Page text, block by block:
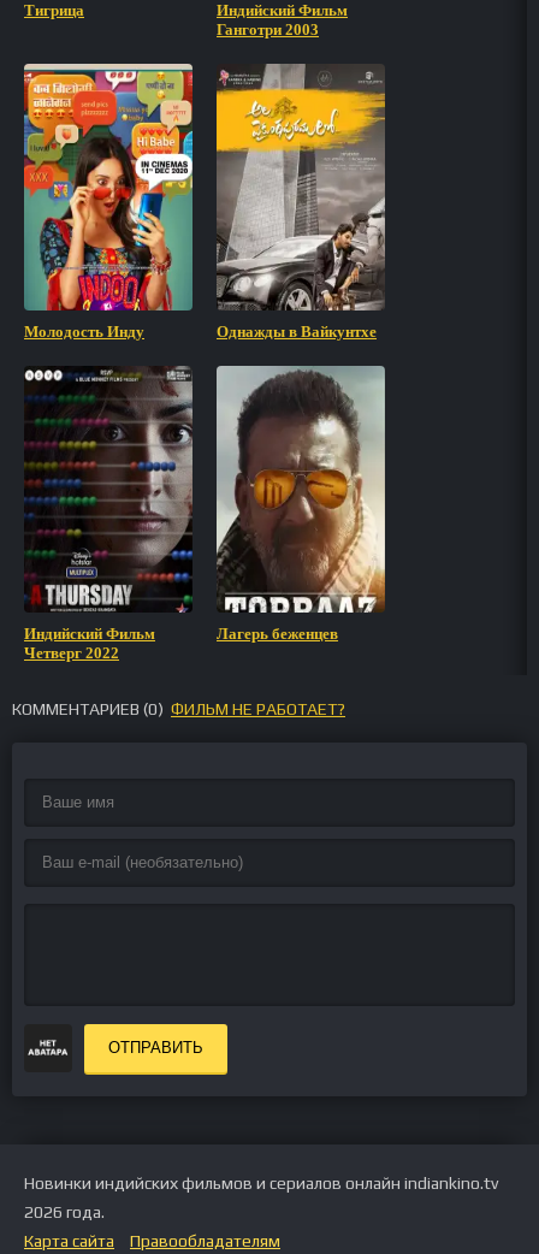
Тигрица
Индийский Фильм
Ганготри 2003
Молодость Инду Однажды в Вайкунтхе
Индийский Фильм
Четверг 2022
Лагерь беженцев
КОММЕНТАРИЕВ (0) ФИЛЬМ НЕ РАБОТАЕТ?
ОТПРАВИТЬ
Новинки индийских фильмов и сериалов онлайн indiankino.tv
2026 года.
Карта сайта
Правообладателям